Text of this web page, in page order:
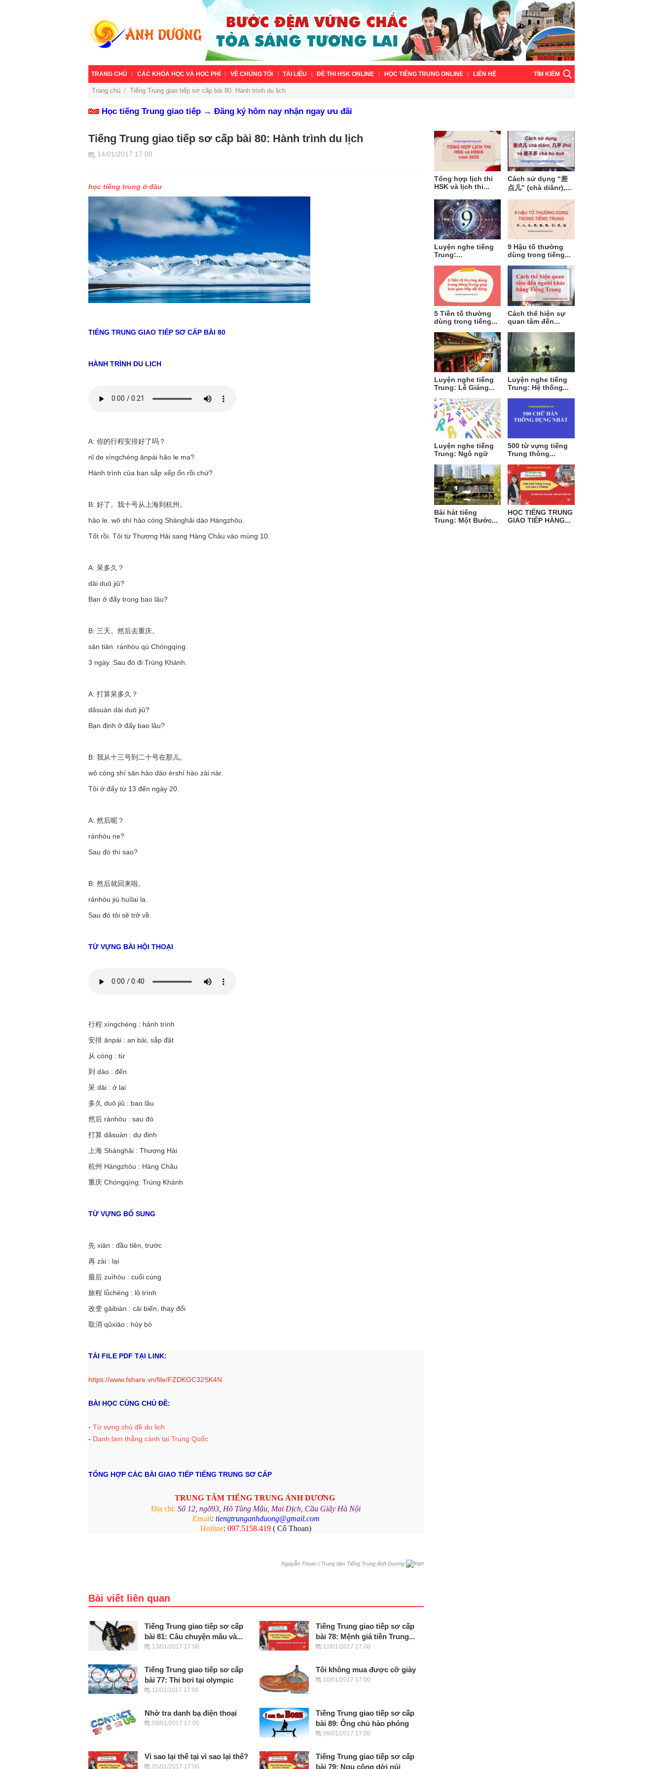
TRANG CHỦ CÁC KHÓA HỌC VÀ HỌC PHÍ VỀ CHÚNG TÔI TÀI LIỆU ĐỀ THI HSK ONLINE HỌC TIẾNG TRUNG ONLINE LIÊN HỆ TÌM KIẾM
Trang chủ / Tiếng Trung giao tiếp sơ cấp bài 80: Hành trình du lịch
Học tiếng Trung giao tiếp → Đăng ký hôm nay nhận ngay ưu đãi
Tiếng Trung giao tiếp sơ cấp bài 80: Hành trình du lịch
14/01/2017 17:00
học tiếng trung ở đâu
TIẾNG TRUNG GIAO TIẾP SƠ CẤP BÀI 80
HÀNH TRÌNH DU LỊCH
A: 你的行程安排好了吗？
nǐ de xíngchéng ānpái hǎo le ma?
Hành trình của bạn sắp xếp ổn rồi chứ?
B: 好了。我十号从上海到杭州。
hǎo le. wǒ shí hào cóng Shànghǎi dào Hángzhōu.
Tốt rồi. Tôi từ Thượng Hải sang Hàng Châu vào mùng 10.
A: 呆多久？
dāi duō jiǔ?
Bạn ở đấy trong bao lâu?
B: 三天。然后去重庆。
sān tiān. ránhòu qù Chóngqìng.
3 ngày. Sau đó đi Trùng Khánh.
A: 打算呆多久？
dǎsuàn dāi duō jiǔ?
Bạn định ở đấy bao lâu?
B: 我从十三号到二十号在那儿。
wǒ cóng shí sān hào dào èrshí hào zài nàr.
Tôi ở đấy từ 13 đến ngày 20.
A: 然后呢？
ránhòu ne?
Sau đó thì sao?
B: 然后就回来啦。
ránhòu jiù huílai la.
Sau đó tôi sẽ trở về.
TỪ VỰNG BÀI HỘI THOẠI
行程 xíngchéng : hành trình
安排 ānpái : an bài, sắp đặt
从 cóng : từ
到 dào : đến
呆 dāi : ở lại
多久 duō jiǔ : bao lâu
然后 ránhòu : sau đó
打算 dǎsuàn : dự định
上海 Shànghǎi : Thượng Hải
杭州 Hángzhōu : Hàng Châu
重庆 Chóngqìng: Trùng Khánh
TỪ VỰNG BỔ SUNG
先 xiān : đầu tiên, trước
再 zài : lại
最后 zuìhòu : cuối cùng
旅程 lǚchéng : lộ trình
改变 gǎibiàn : cải biến, thay đổi
取消 qǔxiāo : hủy bỏ
TẢI FILE PDF TẠI LINK:
https://www.fshare.vn/file/FZDKGC32SK4N
BÀI HỌC CÙNG CHỦ ĐỀ:
- Từ vựng chủ đề du lịch
- Danh lam thắng cảnh tại Trung Quốc
TỔNG HỢP CÁC BÀI GIAO TIẾP TIẾNG TRUNG SƠ CẤP
TRUNG TÂM TIẾNG TRUNG ÁNH DƯƠNG
Địa chỉ: Số 12, ngõ93, Hồ Tùng Mậu, Mai Dịch, Cầu Giấy Hà Nội
Email: tiengtrunganhduong@gmail.com
Hotline:097.5158.419( Cô Thoan)
Nguyễn Thoan | Trung tâm Tiếng Trung Ánh Dương
Bài viết liên quan
Tiếng Trung giao tiếp sơ cấp
bài 81: Câu chuyện mâu và...
13/01/2017 17:00
Tiếng Trung giao tiếp sơ cấp
bài 78: Mệnh giá tiền Trung...
12/01/2017 17:00
Tiếng Trung giao tiếp sơ cấp
bài 77: Thi bơi tại olympic
11/01/2017 17:00
Tôi không mua được cỡ giày
10/01/2017 17:00
Nhờ tra danh bạ điện thoại
09/01/2017 17:00
Tiếng Trung giao tiếp sơ cấp
bài 89: Ông chủ hào phóng
08/01/2017 17:00
Vì sao lại thế tại vì sao lại thế?
05/01/2017 17:00
Tiếng Trung giao tiếp sơ cấp
bài 79: Ngu công dời núi
Tổng hợp lịch thi
HSK và lịch thi...
Cách sử dụng “差
点儿” (chà diǎnr),...
Luyện nghe tiếng
Trung:...
9 Hậu tố thường
dùng trong tiếng...
5 Tiền tố thường
dùng trong tiếng...
Cách thể hiện sự
quan tâm đến...
Luyện nghe tiếng
Trung: Lễ Giáng...
Luyện nghe tiếng
Trung: Hệ thống...
Luyện nghe tiếng
Trung: Ngô ngữ
500 từ vựng tiếng
Trung thông...
Bài hát tiếng
Trung: Một Bước...
HỌC TIẾNG TRUNG
GIAO TIẾP HÀNG...